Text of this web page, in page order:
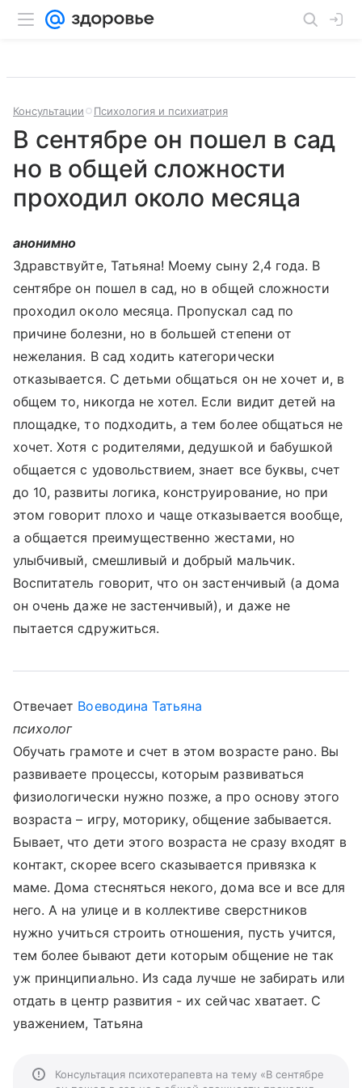
Консультации Психология и психиатрия
В сентябре он пошел в сад
но в общей сложности
проходил около месяца
анонимно
Здравствуйте, Татьяна! Моему сыну 2,4 года. В
сентябре он пошел в сад, но в общей сложности
проходил около месяца. Пропускал сад по
причине болезни, но в большей степени от
нежелания. В сад ходить категорически
отказывается. С детьми общаться он не хочет и, в
общем то, никогда не хотел. Если видит детей на
площадке, то подходить, а тем более общаться не
хочет. Хотя с родителями, дедушкой и бабушкой
общается с удовольствием, знает все буквы, счет
до 10, развиты логика, конструирование, но при
этом говорит плохо и чаще отказывается вообще,
а общается преимущественно жестами, но
улыбчивый, смешливый и добрый мальчик.
Воспитатель говорит, что он застенчивый (а дома
он очень даже не застенчивый), и даже не
пытается сдружиться.
Отвечает Воеводина Татьяна
психолог
Обучать грамоте и счет в этом возрасте рано. Вы
развиваете процессы, которым развиваться
физиологически нужно позже, а про основу этого
возраста – игру, моторику, общение забывается.
Бывает, что дети этого возраста не сразу входят в
контакт, скорее всего сказывается привязка к
маме. Дома стесняться некого, дома все и все для
него. А на улице и в коллективе сверстников
нужно учиться строить отношения, пусть учится,
тем более бывают дети которым общение не так
уж принципиально. Из сада лучше не забирать или
отдать в центр развития - их сейчас хватает. С
уважением, Татьяна
Консультация психотерапевта на тему «В сентябре